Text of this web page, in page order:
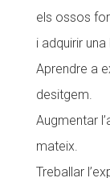
els ossos
i adquirir
Aprendre a
desitgem.
Augmentar
mateix.
Treballar